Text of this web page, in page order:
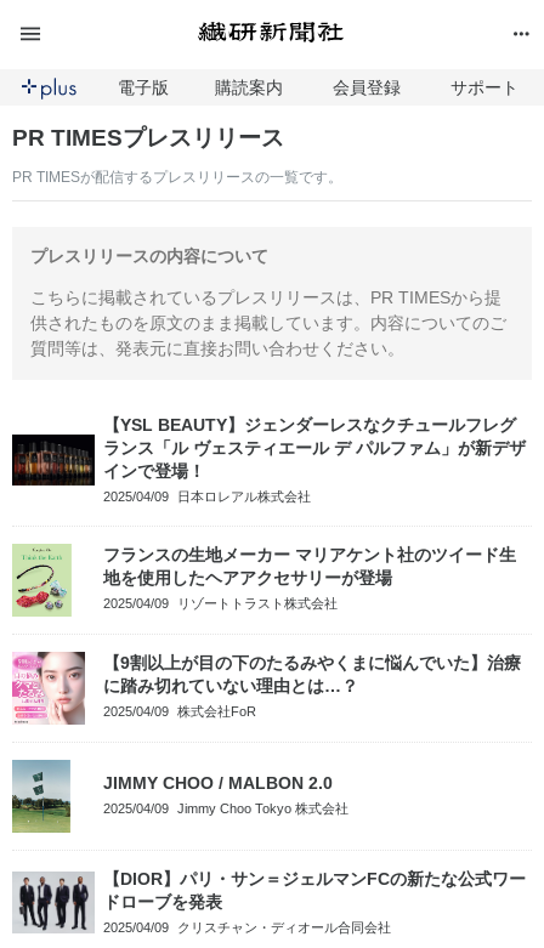
電子版 購読案内 会員登録 サポート
PR TIMESプレスリリース
PR TIMESが配信するプレスリリースの一覧です。
プレスリリースの内容について
こちらに掲載されているプレスリリースは、PR TIMESから提
供されたものを原文のまま掲載しています。内容についてのご
質問等は、発表元に直接お問い合わせください。
【YSL BEAUTY】ジェンダーレスなクチュールフレグ
ランス「ル ヴェスティエール デ パルファム」が新デザ
インで登場！
2025/04/09 日本ロレアル株式会社
フランスの生地メーカー マリアケント社のツイード生
地を使用したヘアアクセサリーが登場
2025/04/09 リゾートトラスト株式会社
【9割以上が目の下のたるみやくまに悩んでいた】治療
に踏み切れていない理由とは…？
2025/04/09 株式会社FoR
JIMMY CHOO / MALBON 2.0
2025/04/09 Jimmy Choo Tokyo 株式会社
【DIOR】パリ・サン＝ジェルマンFCの新たな公式ワー
ドローブを発表
2025/04/09 クリスチャン・ディオール合同会社